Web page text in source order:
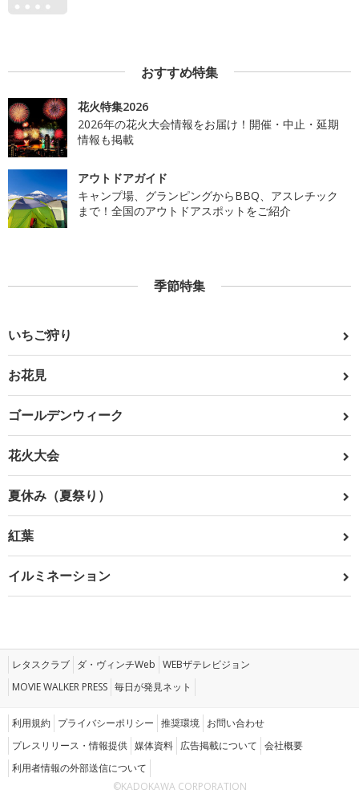
おすすめ特集
花火特集2026
2026年の花火大会情報をお届け！開催・中止・延期
情報も掲載
アウトドアガイド
キャンプ場、グランピングからBBQ、アスレチック
まで！全国のアウトドアスポットをご紹介
季節特集
いちご狩り
お花見
ゴールデンウィーク
花火大会
夏休み（夏祭り）
紅葉
イルミネーション
レタスクラブ ダ・ヴィンチWeb WEBザテレビジョン
MOVIE WALKER PRESS 毎日が発見ネット
利用規約 プライバシーポリシー 推奨環境 お問い合わせ
プレスリリース・情報提供 媒体資料 広告掲載について 会社概要
利用者情報の外部送信について
©KADOKAWA CORPORATION